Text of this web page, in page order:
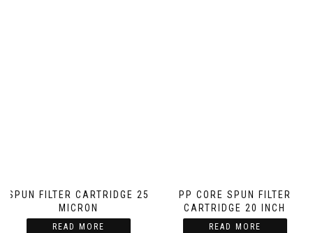
SPUN FILTER CARTRIDGE 25
MICRON
READ MORE
PP CORE SPUN FILTER
CARTRIDGE 20 INCH
READ MORE